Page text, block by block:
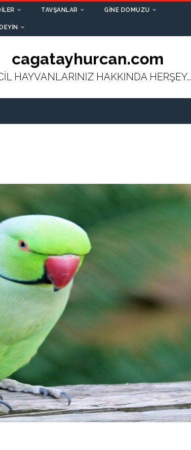
TAVŞANLAR GINE DOMUZU
cagatayhurcan.com
HAYVANLARINIZ HAKKINDA HERŞEY...